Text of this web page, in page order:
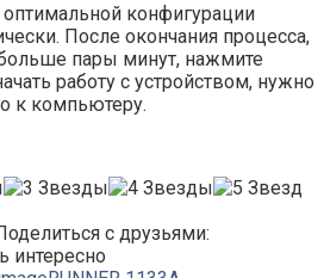
конфигурации
После окончания процесса,
пары минут, нажмите
работу с устройством, нужно
к компьютеру.
с друзьями:
интересно